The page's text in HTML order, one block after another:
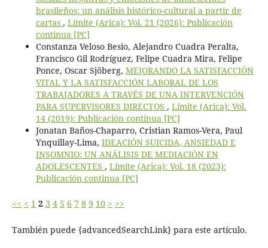
brasileños: un análisis histórico-cultural a partir de
cartas , Límite (Arica): Vol. 21 (2026): Publicación
continua [PC]
Constanza Veloso Besio, Alejandro Cuadra Peralta,
Francisco Gil Rodríguez, Felipe Cuadra Mira, Felipe
Ponce, Oscar Sjöberg, MEJORANDO LA SATISFACCIÓN
VITAL Y LA SATISFACCIÓN LABORAL DE LOS
TRABAJADORES A TRAVÉS DE UNA INTERVENCIÓN
PARA SUPERVISORES DIRECTOS , Límite (Arica): Vol.
14 (2019): Publicación continua [PC]
Jonatan Baños-Chaparro, Cristian Ramos-Vera, Paul
Ynquillay-Lima, IDEACIÓN SUICIDA, ANSIEDAD E
INSOMNIO: UN ANÁLISIS DE MEDIACIÓN EN
ADOLESCENTES , Límite (Arica): Vol. 18 (2023):
Publicación continua [PC]
<< < 1 2 3 4 5 6 7 8 9 10 > >>
También puede {advancedSearchLink} para este artículo.